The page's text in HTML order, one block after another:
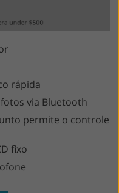
rápida
via Bluetooth
permite o controle
fixo